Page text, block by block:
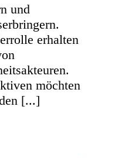
und
erhalten
möchten
[...]